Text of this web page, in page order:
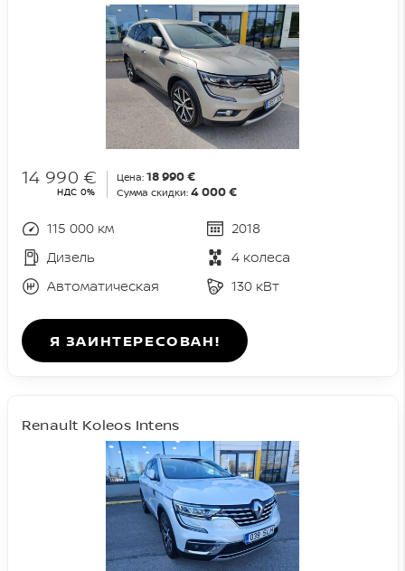
14 990 €
НДС 0%
Цена: 18 990 €
Сумма скидки: 4 000 €
115 000 км
2018
Дизель
4 колеса
Автоматическая
130 кВт
Я ЗАИНТЕРЕСОВАН!
Renault Koleos Intens